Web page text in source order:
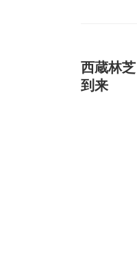
西蔵林
到来